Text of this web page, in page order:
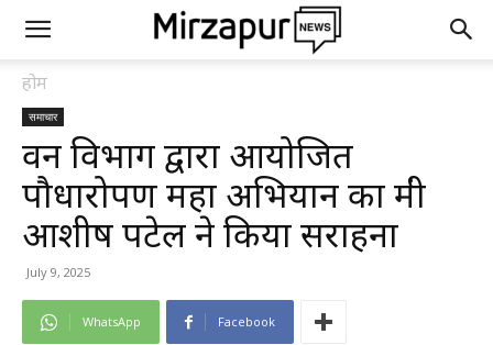
होम
समाचार
वन विभाग द्वारा आयोजित
पौधारोपण महा अभियान का मंत्री
आशीष पटेल ने किया सराहना
July 9, 2025
WhatsApp Facebook